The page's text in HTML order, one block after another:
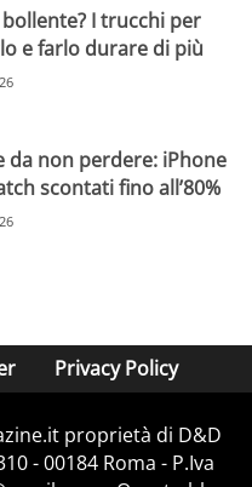
I trucchi per
e farlo durare di più
da non perdere: iPhone
scontati fino all’80%
Privacy Policy
proprietà di D&D
- 00184 Roma - P.Iva